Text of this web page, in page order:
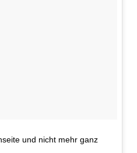
und nicht mehr ganz